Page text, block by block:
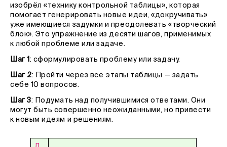
изобрёл «технику контрольной таблицы», которая
помогает генерировать новые идеи, «докручивать»
уже имеющиеся задумки и преодолевать «творческий
блок». Это упражнение из десяти шагов, применимых
к любой проблеме или задаче.
Шаг 1 : сформулировать проблему или задачу.
Шаг 2: Пройти через все этапы таблицы — задать
себе 10 вопросов.
Шаг 3: Подумать над получившимися ответами. Они
могут быть совершенно неожиданными, но привести
к новым идеям и решениям.